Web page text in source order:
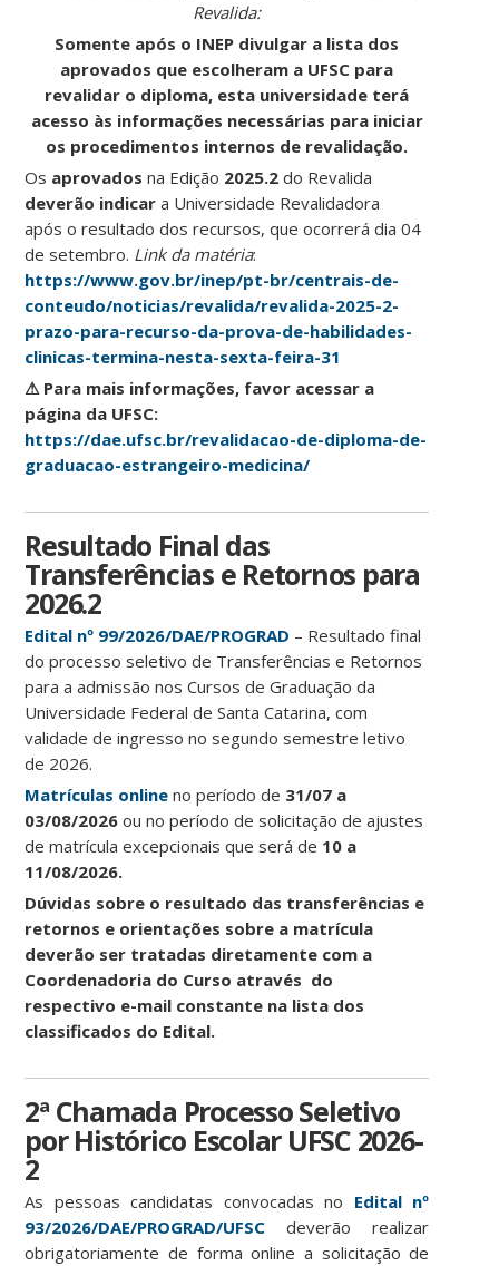
Revalida:
Somente após o INEP divulgar a lista dos
aprovados que escolheram a UFSC para
revalidar o diploma, esta universidade terá
acesso às informações necessárias para iniciar
os procedimentos internos de revalidação.
Os aprovadosna Edição 2025.2 do Revalida
deverão indicar a Universidade Revalidadora
após o resultado dos recursos, que ocorrerá dia 04
de setembro. Link da matéria:
https://www.gov.br/inep/pt-br/centrais-de-
conteudo/noticias/revalida/revalida-2025-2-
prazo-para-recurso-da-prova-de-habilidades-
clinicas-termina-nesta-sexta-feira-31
⚠ Para mais informações, favor acessar a
página da UFSC:
https://dae.ufsc.br/revalidacao-de-diploma-de-
graduacao-estrangeiro-medicina/
Resultado Final das
Transferências e Retornos para
2026.2
Edital nº 99/2026/DAE/PROGRAD – Resultado final
do processo seletivo de Transferências e Retornos
para a admissão nos Cursos de Graduação da
Universidade Federal de Santa Catarina, com
validade de ingresso no segundo semestre letivo
de 2026.
Matrículas online no período de 31/07 a
03/08/2026ou no período de solicitação de ajustes
de matrícula excepcionais que será de 10 a
11/08/2026.
Dúvidas sobre o resultado das transferências e
retornos e orientações sobre a matrícula
deverão ser tratadas diretamente com a
Coordenadoria do Curso através do
respectivo e-mail constante na lista dos
classificados do Edital.
2ª Chamada Processo Seletivo
por Histórico Escolar UFSC 2026-
2
As pessoas candidatas convocadas no Edital nº
93/2026/DAE/PROGRAD/UFSC deverão realizar
obrigatoriamente de forma online a solicitação de